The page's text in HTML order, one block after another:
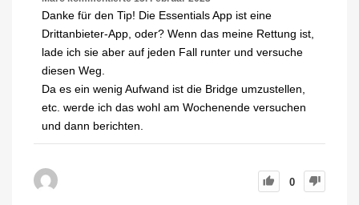
Danke für den Tip! Die Essentials App ist eine
Drittanbieter-App, oder? Wenn das meine Rettung ist,
lade ich sie aber auf jeden Fall runter und versuche
diesen Weg.
Da es ein wenig Aufwand ist die Bridge umzustellen,
etc. werde ich das wohl am Wochenende versuchen
und dann berichten.
0